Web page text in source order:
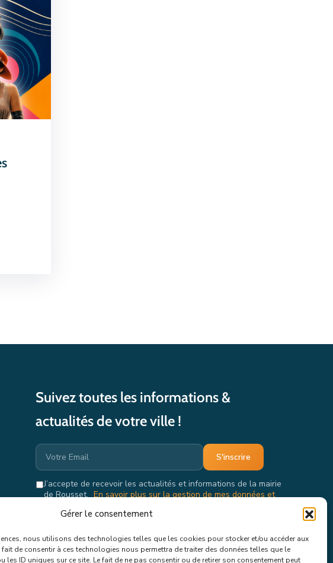
Gérer le consentement
nous utilisons des technologies telles que les cookies pour stocker et/ou accéder aux
de consentir à ces technologies nous permettra de traiter des données telles que le
les ID uniques sur ce site. Le fait de ne pas consentir ou de retirer son consentement peut
Suivez toutes les informations &
actualités de votre ville !
J’accepte de recevoir les actualités et informations de la mairie
de Rousset. En savoir plus sur la gestion de mes données et